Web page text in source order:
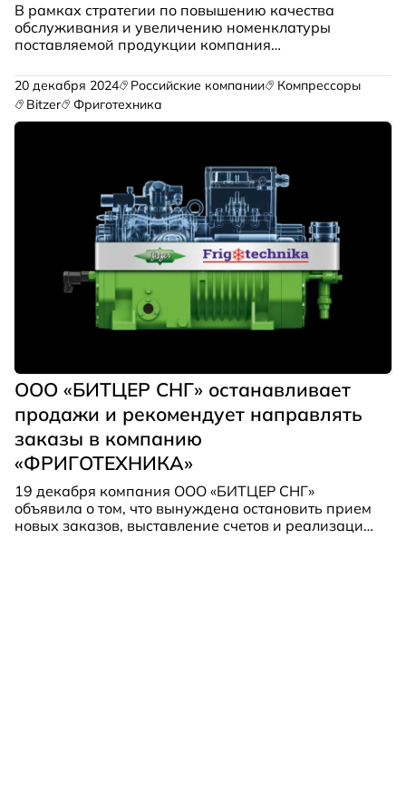
В рамках стратегии по повышению качества
обслуживания и увеличению номенклатуры
поставляемой продукции компания
продукции, поддерживаемый на складах в
московском регионе, и предлагает под заказ еще
более внушительный перечень запчастей и
расходных материалов.
20 декабря 2024 Российские компании
Компрессоры
Bitzer
Фриготехника
ООО «БИТЦЕР СНГ» останавливает
продажи и рекомендует направлять
заказы в компанию
«ФРИГОТЕХНИКА»
19 декабря компания ООО «БИТЦЕР СНГ»
объявила о том, что вынуждена остановить прием
новых заказов, выставление счетов и реализацию